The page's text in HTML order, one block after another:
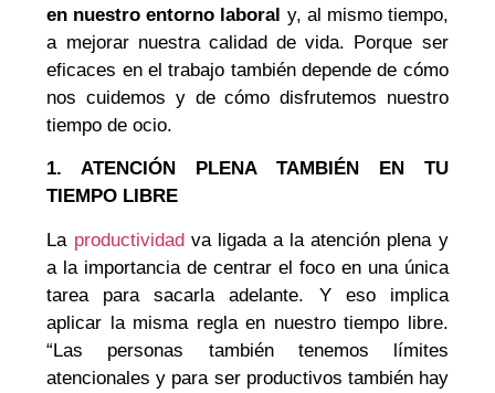
en nuestro entorno laboral y, al mismo tiempo,
a mejorar nuestra calidad de vida. Porque ser
eficaces en el trabajo también depende de cómo
nos cuidemos y de cómo disfrutemos nuestro
tiempo de ocio.
1. ATENCIÓN PLENA TAMBIÉN EN TU
TIEMPO LIBRE
La productividadva ligada a la atención plena y
a la importancia de centrar el foco en una única
tarea para sacarla adelante. Y eso implica
aplicar la misma regla en nuestro tiempo libre.
“Las personas también tenemos límites
atencionales y para ser productivos también hay